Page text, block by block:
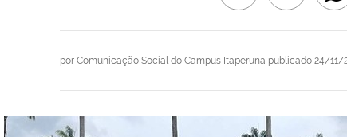
por Comunicação Social do Campus Itaperuna publicado 24/11/